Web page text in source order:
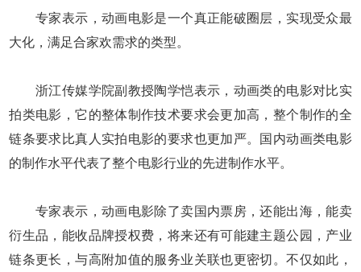
专家表示，动画电影是一个真正能破圈层，实现受众最
大化，满足合家欢需求的类型。
浙江传媒学院副教授陶学恺表示，动画类的电影对比实
拍类电影，它的整体制作技术要求会更加高，整个制作的全
链条要求比真人实拍电影的要求也更加严。国内动画类电影
的制作水平代表了整个电影行业的先进制作水平。
专家表示，动画电影除了卖国内票房，还能出海，能卖
衍生品，能收品牌授权费，将来还有可能建主题公园，产业
链条更长，与高附加值的服务业关联也更密切。不仅如此，